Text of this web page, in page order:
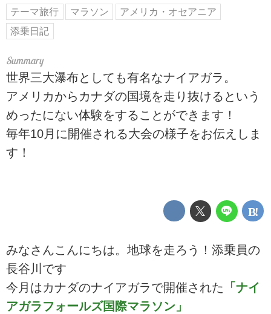
テーマ旅行 マラソン
アメリカ・オセアニア
添乗日記
世界三大瀑布としても有名なナイアガラ。
アメリカからカナダの国境を走り抜けるという
めったにない体験をすることができます！
毎年10月に開催される大会の様子をお伝えしま
す！
みなさんこんにちは。地球を走ろう！添乗員の
長谷川です
今月はカナダのナイアガラで開催された 「ナイ
アガラフォールズ国際マラソン」